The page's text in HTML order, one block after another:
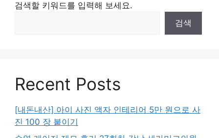
검색할 키워드를 입력해 보세요.
검색
Recent Posts
[내돈내산] 아이 사진 액자 인테리어 5만 원으로 사
진 100 장 붙이기